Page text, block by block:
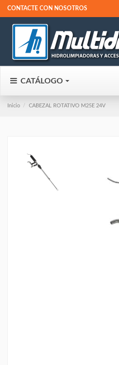
CONTACTE CON NOSOTROS
CATÁLOGO
Inicio CABEZAL ROTATIVO M25E 24V